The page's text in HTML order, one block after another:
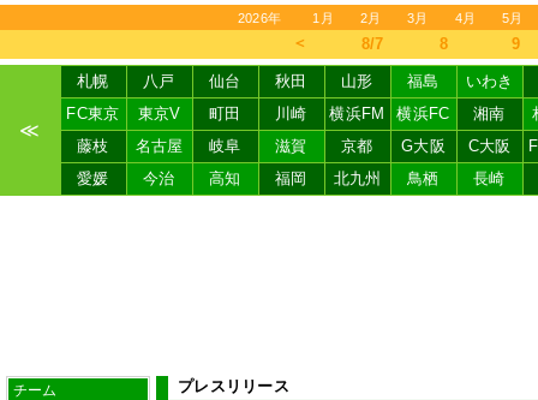
2026年 1月 2月 3月 4月 5月
＜ 8/7 8 9
≪
札幌 八戸 仙台 秋田 山形 福島
いわき
FC東京
東京V 町田 川崎 横浜FM 横浜FC 湘南
藤枝
名古屋 岐阜 滋賀 京都 G大阪 C大阪
愛媛
今治 高知 福岡 北九州 鳥栖 長崎
チーム プレスリリース